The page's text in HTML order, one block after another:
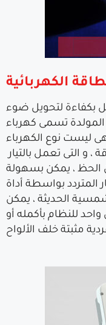
الكهربائية
بكفاءة لتحويل ضوء
تسمى كهرباء
وهى ليست نوع الكهرباء
، و التى تعمل بالتيار
الحظ ، يمكن بسهولة
المتردد بواسطة أداة
الحديثة ، يمكن
للنظام بأكمله أو